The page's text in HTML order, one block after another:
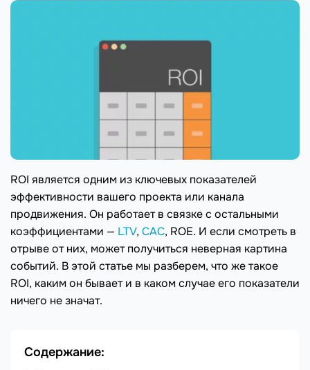
ROI является одним из ключевых показателей
эффективности вашего проекта или канала
продвижения. Он работает в связке с остальными
коэффициентами — LTV, CAC, ROE. И если смотреть в
отрыве от них, может получиться неверная картина
событий. В этой статье мы разберем, что же такое
ROI, каким он бывает и в каком случае его показатели
ничего не значат.
Содержание: